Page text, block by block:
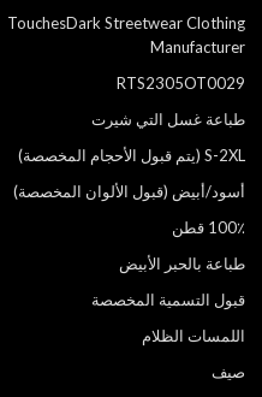
TouchesDark Streetwear Clothing
Manufacturer
RTS2305OT0029
طباعة غسل التي شيرت
S-2XL (يتم قبول الأحجام المخصصة)
أسود/أبيض (قبول الألوان المخصصة)
100٪ قطن
طباعة بالحبر الأبيض
قبول التسمية المخصصة
اللمسات الظلام
صيف